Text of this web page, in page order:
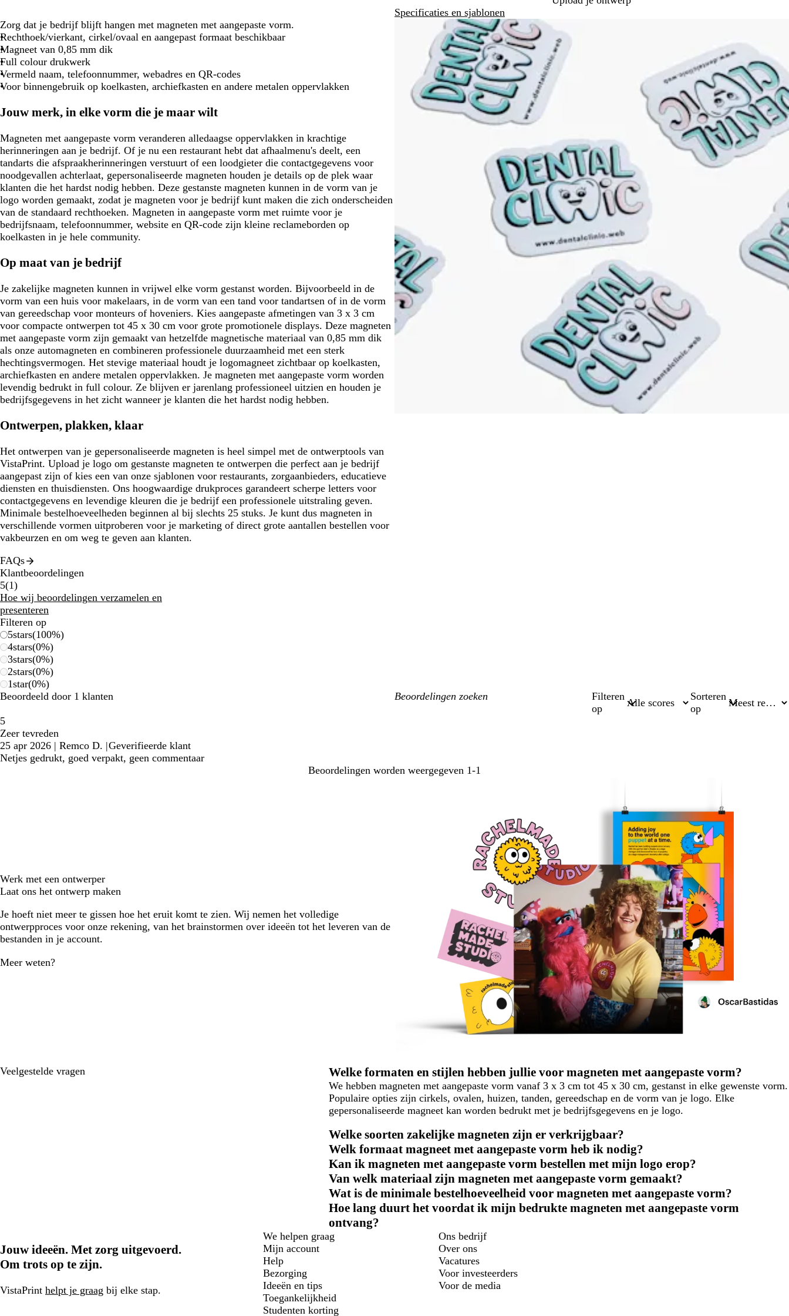
Specificaties en sjablonen
Zorg dat je bedrijf blijft hangen met magneten met aangepaste vorm.
Rechthoek/vierkant, cirkel/ovaal en aangepast formaat beschikbaar
Magneet van 0,85 mm dik
Full colour drukwerk
Vermeld naam, telefoonnummer, webadres en QR-codes
Voor binnengebruik op koelkasten, archiefkasten en andere metalen oppervlakken
Jouw merk, in elke vorm die je maar wilt
Magneten met aangepaste vorm veranderen alledaagse oppervlakken in krachtige
herinneringen aan je bedrijf. Of je nu een restaurant hebt dat afhaalmenu's deelt, een
tandarts die afspraakherinneringen verstuurt of een loodgieter die contactgegevens voor
noodgevallen achterlaat, gepersonaliseerde magneten houden je details op de plek waar
klanten die het hardst nodig hebben. Deze gestanste magneten kunnen in de vorm van je
logo worden gemaakt, zodat je magneten voor je bedrijf kunt maken die zich onderscheiden
van de standaard rechthoeken. Magneten in aangepaste vorm met ruimte voor je
bedrijfsnaam, telefoonnummer, website en QR-code zijn kleine reclameborden op
koelkasten in je hele community.
Op maat van je bedrijf
Je zakelijke magneten kunnen in vrijwel elke vorm gestanst worden. Bijvoorbeeld in de
vorm van een huis voor makelaars, in de vorm van een tand voor tandartsen of in de vorm
van gereedschap voor monteurs of hoveniers. Kies aangepaste afmetingen van 3 x 3 cm
voor compacte ontwerpen tot 45 x 30 cm voor grote promotionele displays. Deze magneten
met aangepaste vorm zijn gemaakt van hetzelfde magnetische materiaal van 0,85 mm dik
als onze automagneten en combineren professionele duurzaamheid met een sterk
hechtingsvermogen. Het stevige materiaal houdt je logomagneet zichtbaar op koelkasten,
archiefkasten en andere metalen oppervlakken. Je magneten met aangepaste vorm worden
levendig bedrukt in full colour. Ze blijven er jarenlang professioneel uitzien en houden je
bedrijfsgegevens in het zicht wanneer je klanten die het hardst nodig hebben.
Ontwerpen, plakken, klaar
Het ontwerpen van je gepersonaliseerde magneten is heel simpel met de ontwerptools van
VistaPrint. Upload je logo om gestanste magneten te ontwerpen die perfect aan je bedrijf
aangepast zijn of kies een van onze sjablonen voor restaurants, zorgaanbieders, educatieve
diensten en thuisdiensten. Ons hoogwaardige drukproces garandeert scherpe letters voor
contactgegevens en levendige kleuren die je bedrijf een professionele uitstraling geven.
Minimale bestelhoeveelheden beginnen al bij slechts 25 stuks. Je kunt dus magneten in
verschillende vormen uitproberen voor je marketing of direct grote aantallen bestellen voor
vakbeurzen en om weg te geven aan klanten.
FAQs
Klantbeoordelingen
5(11
klantbeoordelingen
)
Hoe wij beoordelingen verzamelen en
presenteren
Filteren op
5stars(100%)
4stars(0%)
3stars(0%)
2stars(0%)
1star(0%)
Beoordeeld door 1 klanten
Mijn
Filteren
op
Sorteren
op
5
Zeer tevreden
25 apr 2026 | Remco D. |Geverifieerde klant
Netjes gedrukt, goed verpakt, geen commentaar
Beoordelingen worden weergegeven 1-1
Werk met een ontwerper
Laat ons het ontwerp maken
Je hoeft niet meer te gissen hoe het eruit komt te zien. Wij nemen het volledige
ontwerpproces voor onze rekening, van het brainstormen over ideeën tot het leveren van de
bestanden in je account.
Meer weten?
Veelgestelde vragen Welke formaten en stijlen hebben jullie voor magneten met aangepaste vorm?
We hebben magneten met aangepaste vorm vanaf 3 x 3 cm tot 45 x 30 cm, gestanst in elke gewenste vorm.
Populaire opties zijn cirkels, ovalen, huizen, tanden, gereedschap en de vorm van je logo. Elke
gepersonaliseerde magneet kan worden bedrukt met je bedrijfsgegevens en je logo.
Welke soorten zakelijke magneten zijn er verkrijgbaar?
Welk formaat magneet met aangepaste vorm heb ik nodig?
Kan ik magneten met aangepaste vorm bestellen met mijn logo erop?
Van welk materiaal zijn magneten met aangepaste vorm gemaakt?
Wat is de minimale bestelhoeveelheid voor magneten met aangepaste vorm?
Hoe lang duurt het voordat ik mijn bedrukte magneten met aangepaste vorm
ontvang?
Jouw ideeën. Met zorg uitgevoerd.
Om trots op te zijn.
VistaPrint helpt je graag bij elke stap.
We helpen graag
Mijn account
Help
Bezorging
Ideeën en tips
Toegankelijkheid
Studenten korting
Ons bedrijf
Over ons
Vacatures
Voor investeerders
Voor de media